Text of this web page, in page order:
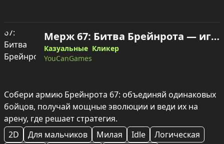
Мерж 67: Битва Брейнрота — играть онлайн
Казуальные Кликер
YouCanGames
Собери армию Брейнрота 67: объединяй одинаковых
бойцов, получай мощные эволюции и веди их на
арену, где решает стратегия.
2D
Для мальчиков Милая Idle
Логическая